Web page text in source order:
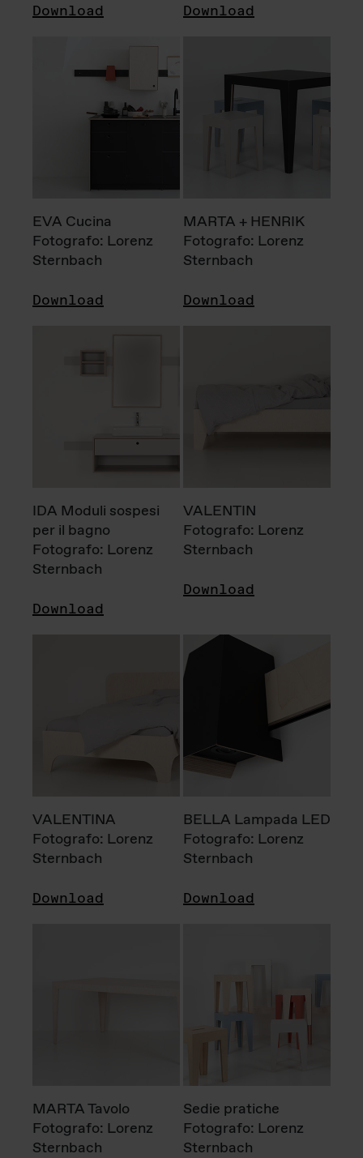
Download Download
EVA Cucina
Fotografo: Lorenz
Sternbach
Download
MARTA + HENRIK
Fotografo: Lorenz
Sternbach
Download
IDA Moduli sospesi
per il bagno
Fotografo: Lorenz
Sternbach
Download
VALENTIN
Fotografo: Lorenz
Sternbach
Download
VALENTINA
Fotografo: Lorenz
Sternbach
Download
BELLA Lampada LED
Fotografo: Lorenz
Sternbach
Download
MARTA Tavolo
Fotografo: Lorenz
Sternbach
Sedie pratiche
Fotografo: Lorenz
Sternbach